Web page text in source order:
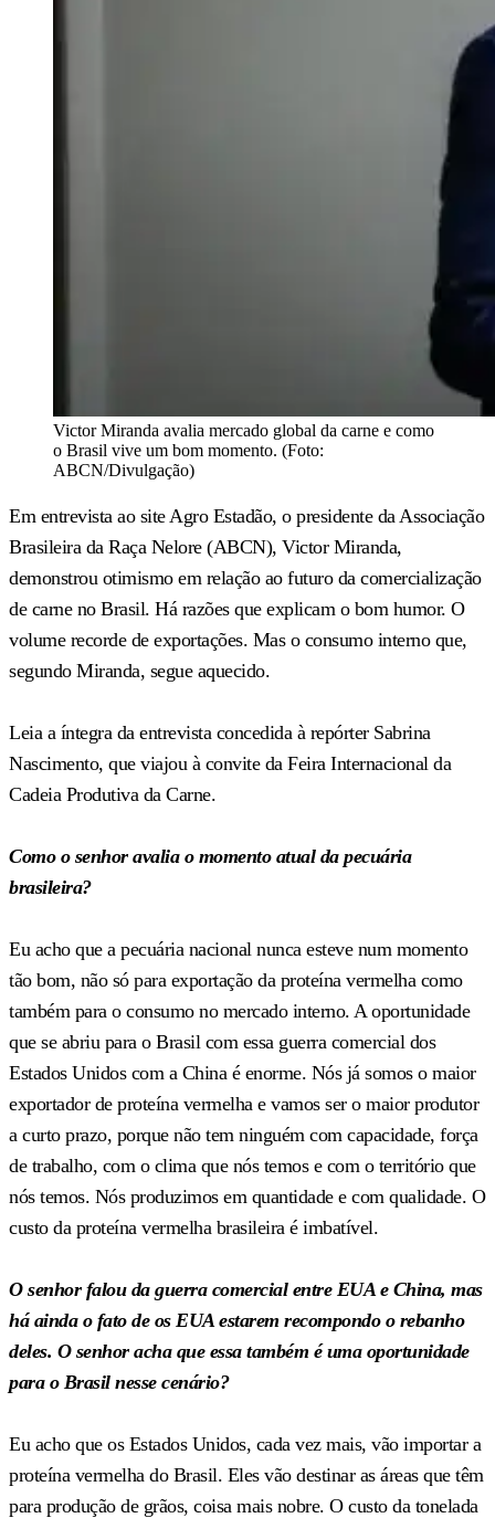
Victor Miranda avalia mercado global da carne e como
o Brasil vive um bom momento. (Foto:
ABCN/Divulgação)
Em entrevista ao site Agro Estadão, o presidente da Associação
Brasileira da Raça Nelore (ABCN), Victor Miranda,
demonstrou otimismo em relação ao futuro da comercialização
de carne no Brasil. Há razões que explicam o bom humor. O
volume recorde de exportações. Mas o consumo interno que,
segundo Miranda, segue aquecido.
Leia a íntegra da entrevista concedida à repórter Sabrina
Nascimento, que viajou à convite da Feira Internacional da
Cadeia Produtiva da Carne.
Como o senhor avalia o momento atual da pecuária
brasileira?
Eu acho que a pecuária nacional nunca esteve num momento
tão bom, não só para exportação da proteína vermelha como
também para o consumo no mercado interno. A oportunidade
que se abriu para o Brasil com essa guerra comercial dos
Estados Unidos com a China é enorme. Nós já somos o maior
exportador de proteína vermelha e vamos ser o maior produtor
a curto prazo, porque não tem ninguém com capacidade, força
de trabalho, com o clima que nós temos e com o território que
nós temos. Nós produzimos em quantidade e com qualidade. O
custo da proteína vermelha brasileira é imbatível.
O senhor falou da guerra comercial entre EUA e China, mas
há ainda o fato de os EUA estarem recompondo o rebanho
deles. O senhor acha que essa também é uma oportunidade
para o Brasil nesse cenário?
Eu acho que os Estados Unidos, cada vez mais, vão importar a
proteína vermelha do Brasil. Eles vão destinar as áreas que têm
para produção de grãos, coisa mais nobre. O custo da tonelada